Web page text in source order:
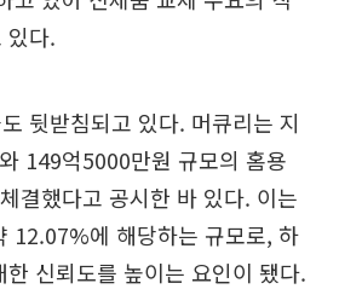
있다.
뒷받침되고 있다. 머큐리는 지
149억5000만원 규모의 홈용
결했다고 공시한 바 있다. 이는
12.07%에 해당하는 규모로, 하
신뢰도를 높이는 요인이 됐다.